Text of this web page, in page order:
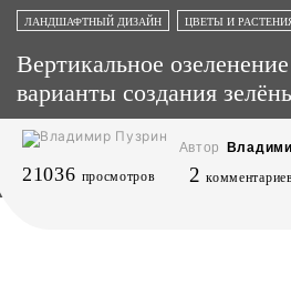
ЛАНДШАФТНЫЙ ДИЗАЙН ЦВЕТЫ И
Вертикальное
варианты создания
Автор
21036 просмотров 2